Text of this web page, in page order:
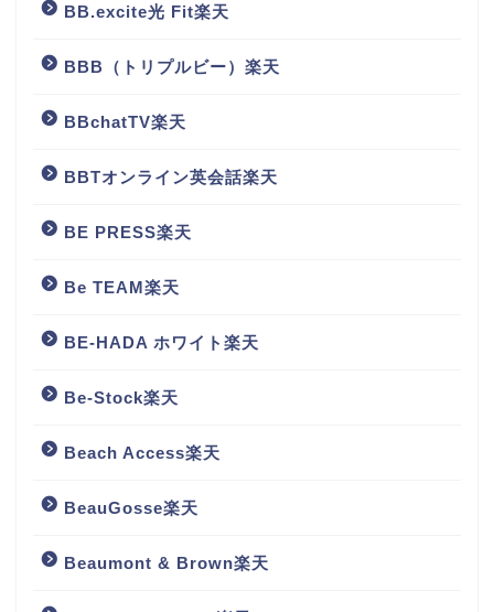
BB.excite光 Fit楽天
BBB（トリプルビー）楽天
BBchatTV楽天
BBTオンライン英会話楽天
BE PRESS楽天
Be TEAM楽天
BE-HADA ホワイト楽天
Be-Stock楽天
Beach Access楽天
BeauGosse楽天
Beaumont & Brown楽天